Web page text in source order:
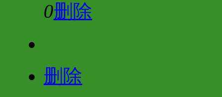
0删除
删除